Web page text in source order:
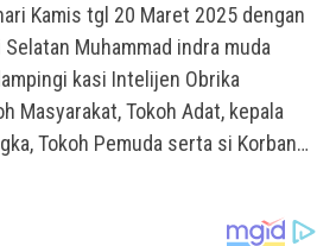
Kamis tgl 20 Maret 2025 dengan
Muhammad indra muda
kasi Intelijen Obrika
Masyarakat, Tokoh Adat, kepala
Tokoh Pemuda serta si Korban…